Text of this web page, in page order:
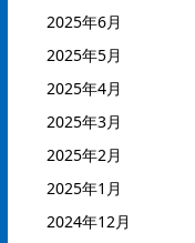
2025年6月
2025年5月
2025年4月
2025年3月
2025年2月
2025年1月
2024年12月